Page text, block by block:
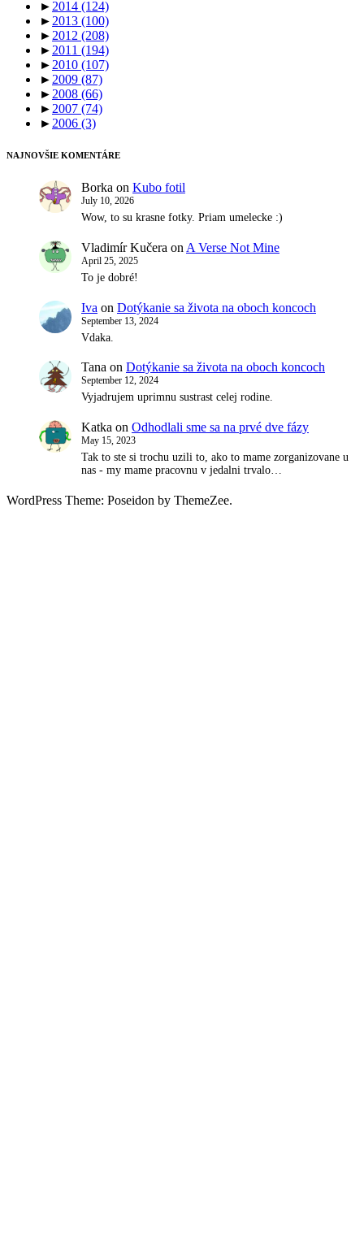
► 2014 (124)
► 2013 (100)
► 2012 (208)
► 2011 (194)
► 2010 (107)
► 2009 (87)
► 2008 (66)
► 2007 (74)
► 2006 (3)
NAJNOVŠIE KOMENTÁRE
Borka on Kubo fotil
July 10, 2026
Wow, to su krasne fotky. Priam umelecke :)
Vladimír Kučera on A Verse Not Mine
April 25, 2025
To je dobré!
Iva on Dotýkanie sa života na oboch koncoch
September 13, 2024
Vdaka.
Tana on Dotýkanie sa života na oboch koncoch
September 12, 2024
Vyjadrujem uprimnu sustrast celej rodine.
Katka on Odhodlali sme sa na prvé dve fázy
May 15, 2023
Tak to ste si trochu uzili to, ako to mame zorganizovane u
nas - my mame pracovnu v jedalni trvalo…
WordPress Theme: Poseidon by ThemeZee.